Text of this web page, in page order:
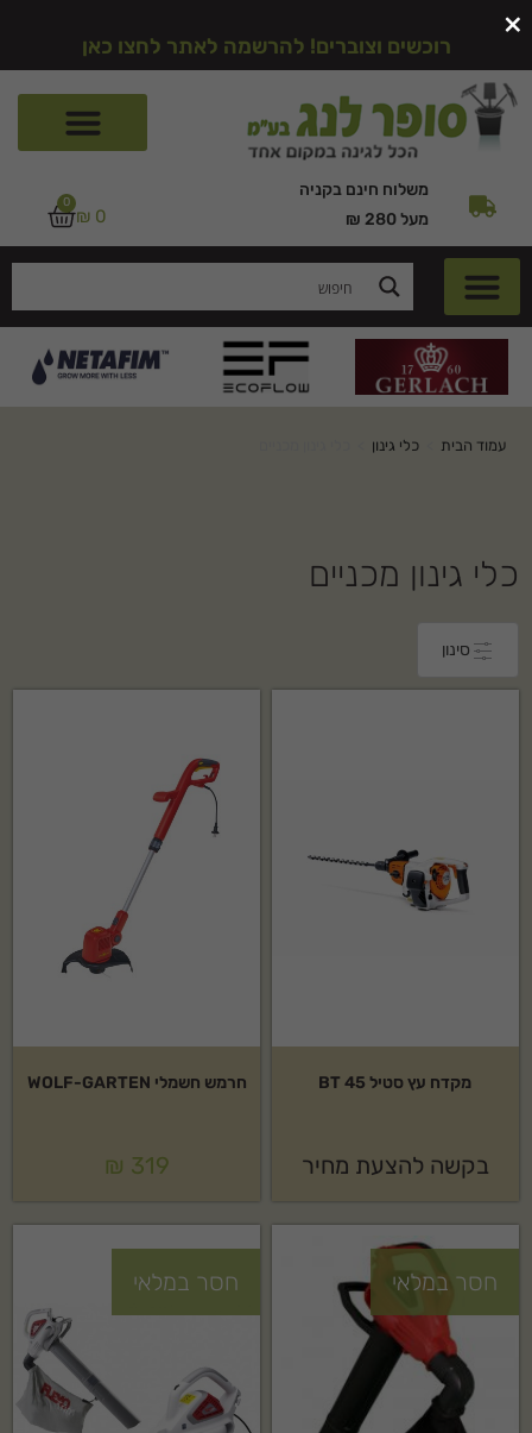
רוכשים וצוברים! להרשמה לאתר לחצו כאן
משלוח חינם בקניה
מעל 280 ₪
₪ 0
0
עמוד הבית כלי גינון
כלי גינון מכניים
מקדח עץ סטיל BT 45
בקשה להצעת מחיר
חרמש חשמלי WOLF-GARTEN
₪ 319
חסר במלאי חסר במלאי
×